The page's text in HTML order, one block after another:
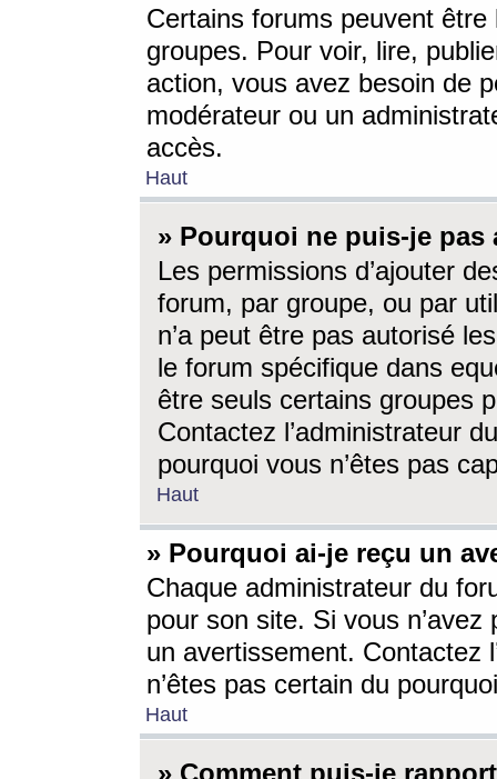
Certains forums peuvent être
groupes. Pour voir, lire,
action, vous avez besoin de
modérateur ou un
accès.
Haut
» Pourquoi ne puis-je
Les permissions d’ajouter
forum, par groupe, ou par
n’a peut être pas autorisé
le forum spécifique dans
être seuls certains groupes
Contactez l’administrateur
pourquoi vous n’êtes pas
Haut
» Pourquoi ai-je reçu un
Chaque administrateur du
pour son site. Si vous
un avertissement. Contactez
n’êtes pas certain du
Haut